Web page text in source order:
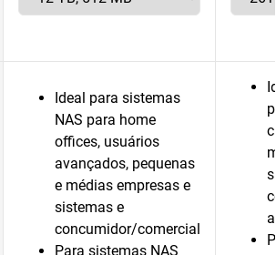
Ideal para sistemas
NAS para home
offices, usuários
avançados, pequenas
e médias empresas e
sistemas e
concumidor/comercial
Para sistemas NAS